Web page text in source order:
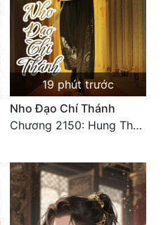
19 phút trước
Nho Đạo Chí Thánh
Chương 2150: Hung Thụ Nhựa Cây